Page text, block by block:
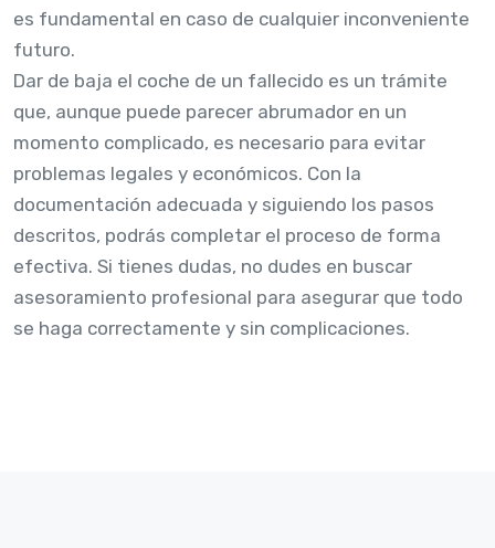
es fundamental en caso de cualquier inconveniente
futuro.
Dar de baja el coche de un fallecido es un trámite
que, aunque puede parecer abrumador en un
momento complicado, es necesario para evitar
problemas legales y económicos. Con la
documentación adecuada y siguiendo los pasos
descritos, podrás completar el proceso de forma
efectiva. Si tienes dudas, no dudes en buscar
asesoramiento profesional para asegurar que todo
se haga correctamente y sin complicaciones.